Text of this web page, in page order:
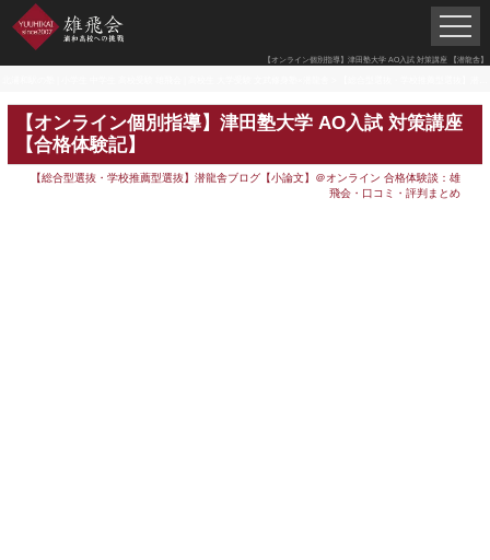
【オンライン個別指導】津田塾大学 AO入試 対策講座 【潜龍舎】
【オンライン個別指導】津田塾大学 AO入試 対策講座
【合格体験記】
【総合型選抜・学校推薦型選抜】潜龍舎ブログ【小論文】＠オンライン 合格体験談：雄
飛会・口コミ・評判まとめ